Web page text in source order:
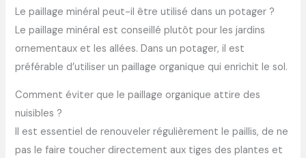
Le paillage minéral peut-il être utilisé dans un potager ?
Le paillage minéral est conseillé plutôt pour les jardins
ornementaux et les allées. Dans un potager, il est
préférable d’utiliser un paillage organique qui enrichit le sol.
Comment éviter que le paillage organique attire des
nuisibles ?
Il est essentiel de renouveler régulièrement le paillis, de ne
pas le faire toucher directement aux tiges des plantes et